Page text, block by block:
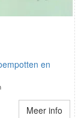
en
Meer info